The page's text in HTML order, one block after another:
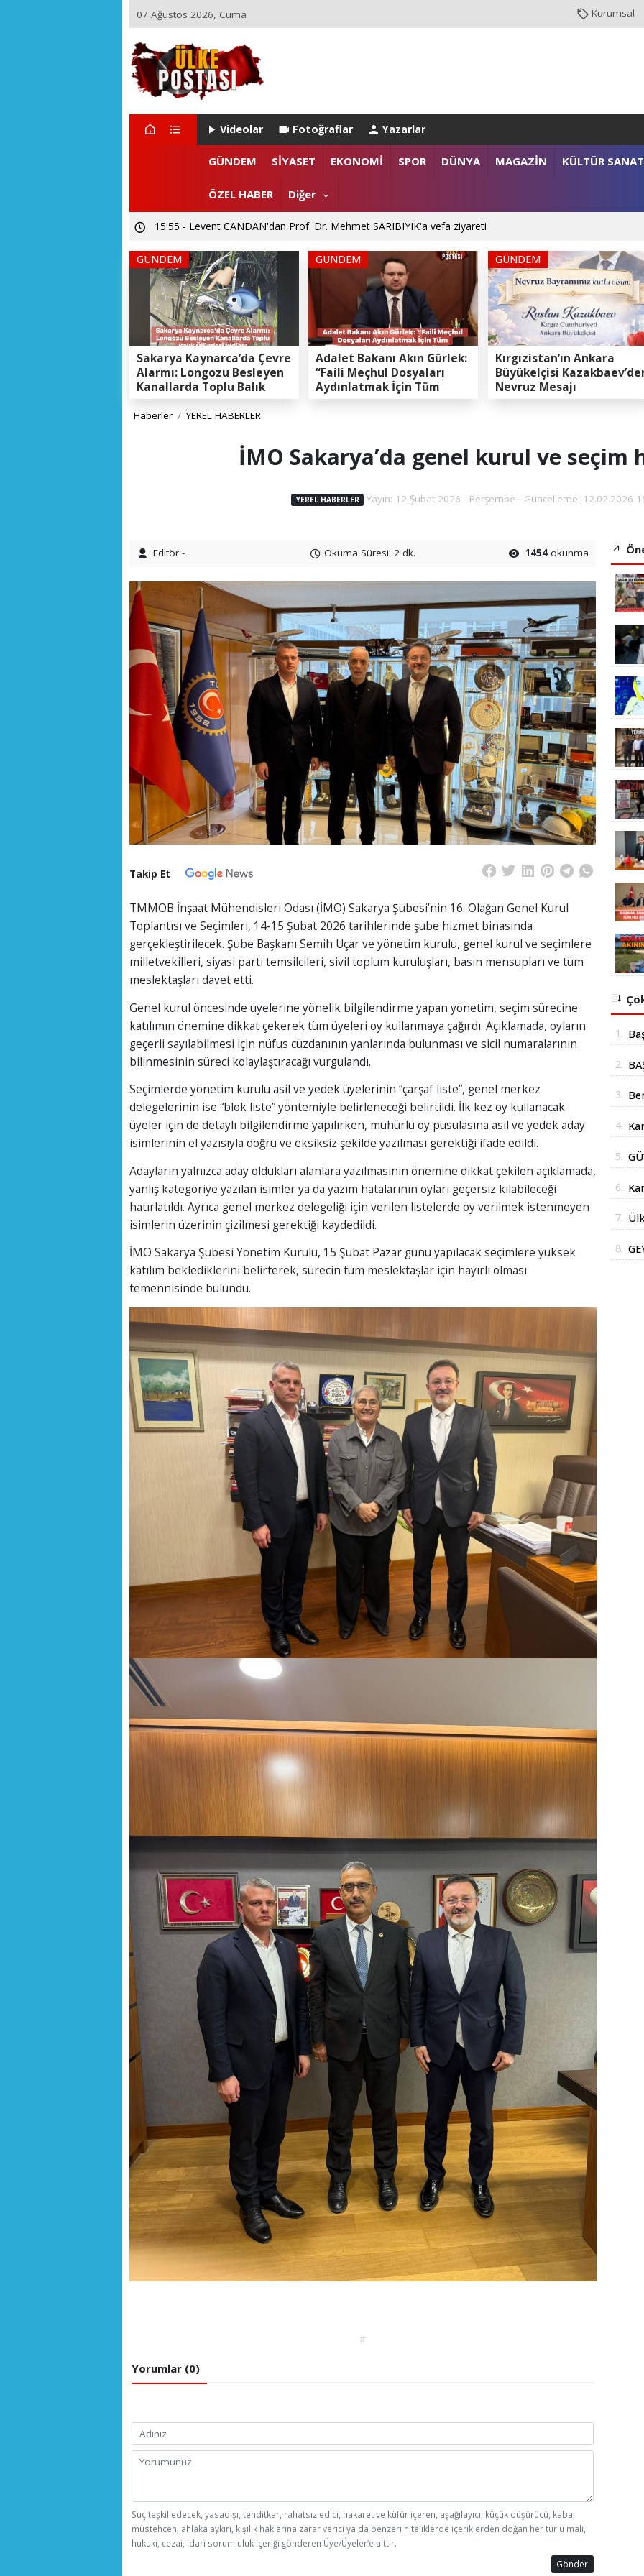
07 Ağustos 2026, Cuma Kurumsal
Videolar Fotoğraflar Yazarlar
GÜNDEM SİYASET EKONOMİ SPOR DÜNYA MAGAZİN KÜLTÜR SANAT
ÖZEL HABER Diğer
12:02 - SUBÜ Rektör Adayı Prof. Dr. Ali ÇORUH; “Sakarya’ya değer katan bir üniversite inşa etmek
GÜNDEM
Sakarya Kaynarca’da Çevre
Alarmı: Longozu Besleyen
Kanallarda Toplu Balık
Ölümleri Gerçeği
GÜNDEM
Adalet Bakanı Akın Gürlek:
“Faili Meçhul Dosyaları
Aydınlatmak İçin Tüm
Kapasitemizi Seferber
GÜNDEM
Kırgızistan’ın Ankara
Büyükelçisi
Nevruz Mesajı
Haberler YEREL HABERLER
İMO Sakarya’da genel kurul ve seçim
YEREL HABERLER Yayın: 12 Şubat 2026 - Perşembe - Güncelleme: 12.02.2026
Editör - Okuma Süresi: 2 dk. 1454 okunma
Takip Et
TMMOB İnşaat Mühendisleri Odası (İMO) Sakarya Şubesi’nin 16. Olağan Genel Kurul
Toplantısı ve Seçimleri, 14-15 Şubat 2026 tarihlerinde şube hizmet binasında
gerçekleştirilecek. Şube Başkanı Semih Uçar ve yönetim kurulu, genel kurul ve seçimlere
milletvekilleri, siyasi parti temsilcileri, sivil toplum kuruluşları, basın mensupları ve tüm
meslektaşları davet etti.
Genel kurul öncesinde üyelerine yönelik bilgilendirme yapan yönetim, seçim sürecine
katılımın önemine dikkat çekerek tüm üyeleri oy kullanmaya çağırdı. Açıklamada, oyların
geçerli sayılabilmesi için nüfus cüzdanının yanlarında bulunması ve sicil numaralarının
bilinmesinin süreci kolaylaştıracağı vurgulandı.
Seçimlerde yönetim kurulu asil ve yedek üyelerinin “çarşaf liste”, genel merkez
delegelerinin ise “blok liste” yöntemiyle belirleneceği belirtildi. İlk kez oy kullanacak
üyeler için de detaylı bilgilendirme yapılırken, mühürlü oy pusulasına asil ve yedek aday
isimlerinin el yazısıyla doğru ve eksiksiz şekilde yazılması gerektiği ifade edildi.
Adayların yalnızca aday oldukları alanlara yazılmasının önemine dikkat çekilen açıklamada,
yanlış kategoriye yazılan isimler ya da yazım hatalarının oyları geçersiz kılabileceği
hatırlatıldı. Ayrıca genel merkez delegeliği için verilen listelerde oy verilmek istenmeyen
isimlerin üzerinin çizilmesi gerektiği kaydedildi.
İMO Sakarya Şubesi Yönetim Kurulu, 15 Şubat Pazar günü yapılacak seçimlere yüksek
katılım beklediklerini belirterek, sürecin tüm meslektaşlar için hayırlı olması
temennisinde bulundu.
#
Yorumlar (0)
Suç teşkil edecek, yasadışı, tehditkar, rahatsız edici, hakaret ve küfür içeren, aşağılayıcı, küçük düşürücü, kaba,
müstehcen, ahlaka aykırı, kişilik haklarına zarar verici ya da benzeri niteliklerde içeriklerden doğan her türlü mali,
hukuki, cezai, idari sorumluluk içeriği gönderen Üye/Üyeler’e aittir.
Gönder
1.
2.
3.
4.
5.
6.
7.
8.